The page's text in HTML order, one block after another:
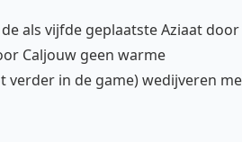
als vijfde geplaatste Aziaat door
Caljouw geen warme
verder in de game) wedijveren